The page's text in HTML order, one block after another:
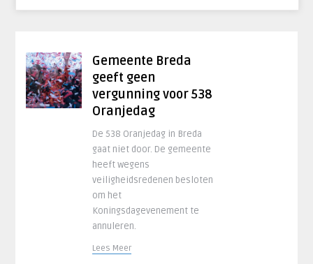
Gemeente Breda
geeft geen
vergunning voor 538
Oranjedag
De 538 Oranjedag in Breda
gaat niet door. De gemeente
heeft wegens
veiligheidsredenen besloten
om het
Koningsdagevenement te
annuleren.
Lees Meer